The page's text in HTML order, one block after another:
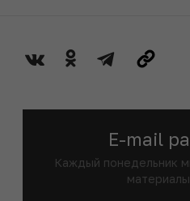
E-mail
Каждый понедельник